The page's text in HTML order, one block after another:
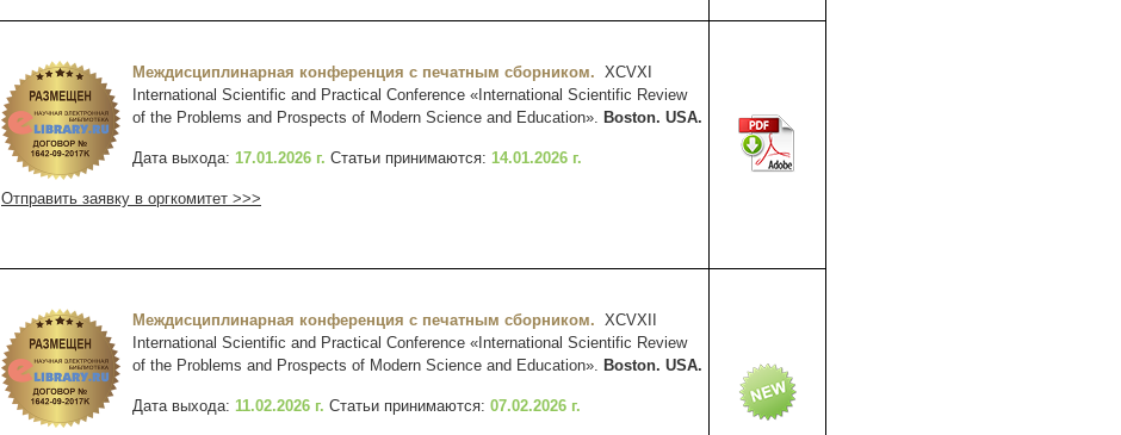
Междисциплинарная конференция с печатным сборником. XCVXI
International Scientific and Practical Conference «International Scientific Review
of the Problems and Prospects of Modern Science and Education».
Boston. USA.
Дата выхода: 17.01.2026 г. Статьи принимаются: 14.01.2026 г.
Отправить заявку в оргкомитет >>>
Междисциплинарная конференция с печатным сборником. XCVXII
International Scientific and Practical Conference «International Scientific Review
of the Problems and Prospects of Modern Science and Education».
Boston. USA.
Дата выхода: 11.02.2026 г. Статьи принимаются: 07.02.2026 г.